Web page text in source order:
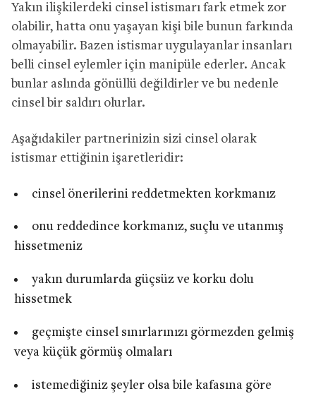
Yakın ilişkilerdeki cinsel istismarı fark etmek zor
olabilir, hatta onu yaşayan kişi bile bunun farkında
olmayabilir. Bazen istismar uygulayanlar insanları
belli cinsel eylemler için manipüle ederler. Ancak
bunlar aslında gönüllü değildirler ve bu nedenle
cinsel bir saldırı olurlar.
Aşağıdakiler partnerinizin sizi cinsel olarak
istismar ettiğinin işaretleridir:
cinsel önerilerini reddetmekten korkmanız
onu reddedince korkmanız, suçlu ve utanmış
hissetmeniz
yakın durumlarda güçsüz ve korku dolu
hissetmek
geçmişte cinsel sınırlarınızı görmezden gelmiş
veya küçük görmüş olmaları
istemediğiniz şeyler olsa bile kafasına göre